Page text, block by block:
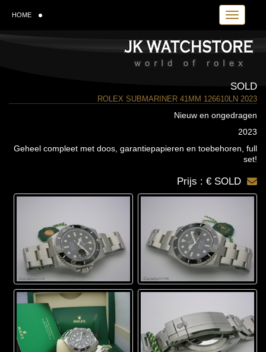
Toggle
HOME
SOLD
ROLEX SUBMARINER 41MM 126610LN 2023
Nieuw en ongedragen
2023
Geheel compleet met doos, garantiepapieren en toebehoren, full
set!
Prijs : € SOLD